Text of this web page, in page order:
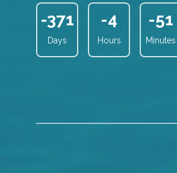
-371
Days
-4
Hours
-51
Minutes